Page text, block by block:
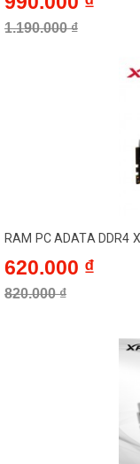
1.190.000 ₫
RAM PC ADATA DDR4
620.000 ₫
820.000 ₫